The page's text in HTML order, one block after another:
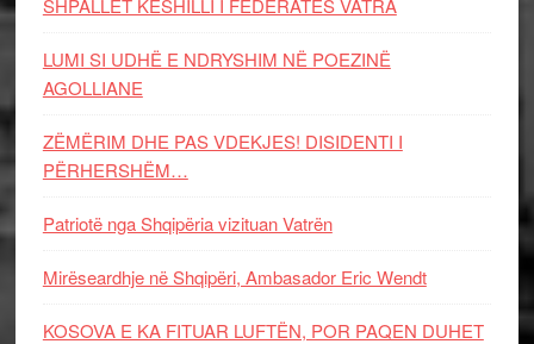
SHPALLET KËSHILLI I FEDERATËS VATRA
LUMI SI UDHË E NDRYSHIM NË POEZINË
AGOLLIANE
ZËMËRIM DHE PAS VDEKJES! DISIDENTI I
PËRHERSHËM…
Patriotë nga Shqipëria vizituan Vatrën
Mirëseardhje në Shqipëri, Ambasador Eric Wendt
KOSOVA E KA FITUAR LUFTËN, POR PAQEN DUHET